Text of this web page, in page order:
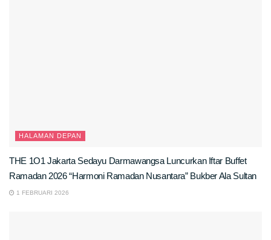
HALAMAN DEPAN
THE 1O1 Jakarta Sedayu Darmawangsa Luncurkan Iftar Buffet
Ramadan 2026 “Harmoni Ramadan Nusantara” Bukber Ala Sultan
1 FEBRUARI 2026